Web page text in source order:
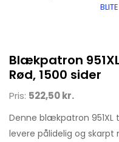
Blækpatron
Rød, 1500 sider
Pris: 522,50 kr.
Denne blækpatron 951XL
levere pålidelig og